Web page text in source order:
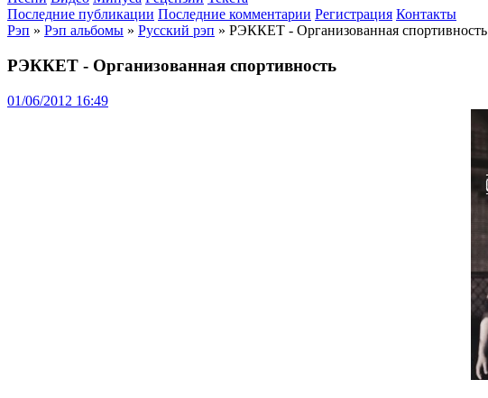
Последние публикации Последние комментарии Регистрация Контакты
Рэп » Рэп альбомы » Русский рэп » РЭККЕТ - Организованная спортивность
РЭККЕТ - Организованная спортивность
01/06/2012 16:49